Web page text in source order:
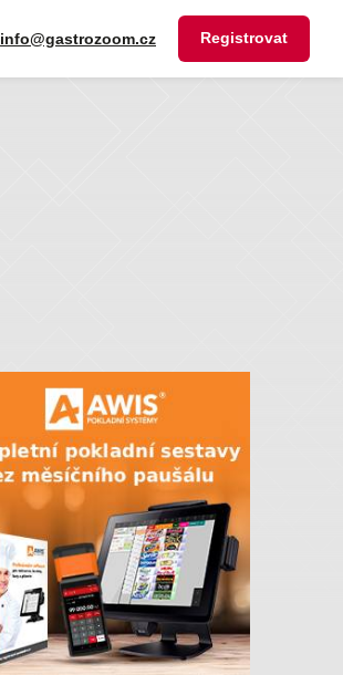
info@gastrozoom.cz Registrovat